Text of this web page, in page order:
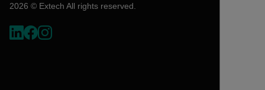
2026 © Extech All rights reserved.